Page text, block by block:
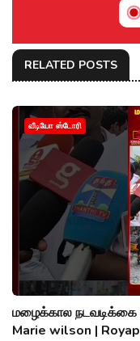
RELATED POSTS
வீடியோ ஸ்டோரி
மழைக்கால நடவடிக்கை
Marie wilson |